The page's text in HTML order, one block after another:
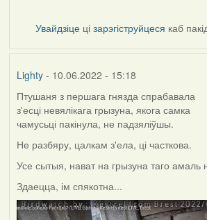
Увайдзіце цізарэгіструйцеся каб
Lighty- 10.06.2022 - 15:18
Птушаня з першага гнязда спрабавала
з'есці невялікага грызуна, якога самка
чамусьці пакінула, не падзяліўшы.
Не разбяру, цалкам з'ела, ці часткова.
Усе сытыя, нават на грызуна таго амаль
Здаецца, ім спякотна...